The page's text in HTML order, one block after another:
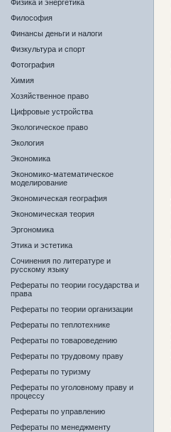
Физика и энергетика
Философия
Финансы деньги и налоги
Физкультура и спорт
Фотография
Химия
Хозяйственное право
Цифровые устройства
Экологическое право
Экология
Экономика
Экономико-математическое
моделирование
Экономическая география
Экономическая теория
Эргономика
Этика и эстетика
Сочинения по литературе и
русскому языку
Рефераты по теории государства и
права
Рефераты по теории организации
Рефераты по теплотехнике
Рефераты по товароведению
Рефераты по трудовому праву
Рефераты по туризму
Рефераты по уголовному праву и
процессу
Рефераты по управлению
Рефераты по менеджменту